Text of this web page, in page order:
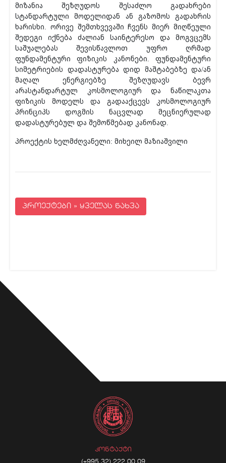
მიზანია შეზღუდოს შესაძლო გადახრები
სტანდარტული მოდელიდან ან გაზომოს გადახრის
ხარისხი. ორივე შემთხვევაში ჩვენს მიერ მიღწეული
შედეგი იქნება ძალიან საინტერესო და მოგვცემს
საშუალებას შევისწავლოთ უფრო ღრმად
ფუნდამენტური ფიზიკის კანონები. ფუნდამენტური
სიმეტრიების დადასტურება დიდ მაშტაბებზე და/ან
მაღალ ენერგიებზე შეზღუდავს ბევრ
არასტანდარტულ კოსმოლოგიურ და ნაწილაკთა
ფიზიკის მოდელს და გადააქცევს კოსმოლოგიურ
პრინციპს დოგმის ნაცვლად მეცნიერულად
დადასტურებულ და შემოწმებად კანონად.
პროექტის ხელმძღვანელი: მიხეილ მაზიაშვილი
პროექტები » ყველას ნახვა
ᲙᲝᲜᲢᲐᲥᲢᲘ